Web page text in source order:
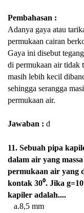
Pembahasan :
Adanya gaya atau
permukaan cairan
Gaya ini disebut
di permukaan air tidak
masih lebih kecil
sehingga serangga
permukaan air.
Jawaban : d
11. Sebuah pipa
dalam air yang
permukaan air yang
kontak 30⁰. Jika
kapiler adalah....
a.8,5 mm